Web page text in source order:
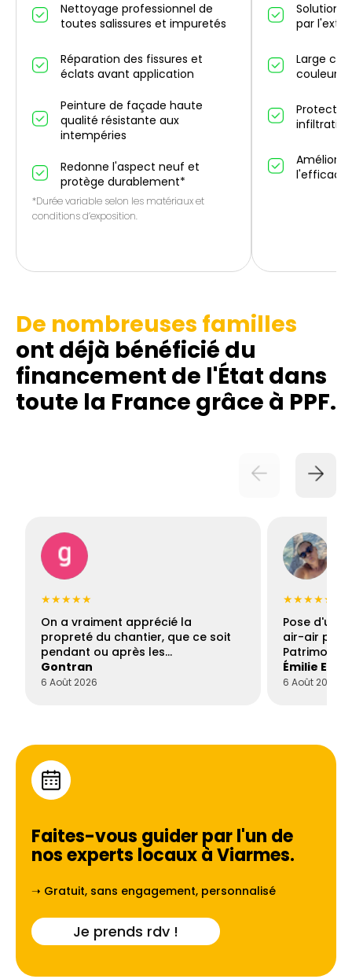
Nettoyage professionnel de
toutes salissures et impuretés
Réparation des fissures et
éclats avant application
Peinture de façade haute
qualité résistante aux
intempéries
Redonne l'aspect neuf et
protège durablement*
*Durée variable selon les matériaux et
conditions d’exposition.
Solution
par
Large
couleurs
De nombreuses familles
ont déjà bénéficié du
financement de l'État dans
toute la France grâce à PPF.
★★★★★
On a vraiment apprécié la
propreté du chantier, que ce soit
pendant ou après les…
Gontran
6 Août 2026
★★★★★
Pose d'une
air-air par
Patrimoine
Émilie
6 Août 2026
Faites-vous guider par l'un de
nos experts locaux àViarmes.
➝ Gratuit, sans engagement, personnalisé
Je prends rdv !